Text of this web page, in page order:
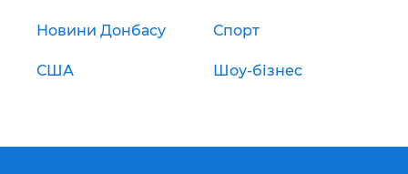
Новини Донбасу Спорт
США Шоу-бізнес